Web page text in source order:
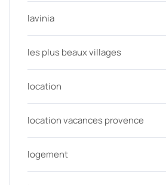
lavinia
les plus beaux villages
location
location vacances provence
logement